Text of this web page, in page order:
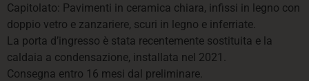
Capitolato: Pavimenti in ceramica chiara, infissi in legno con
doppio vetro e zanzariere, scuri in legno e inferriate.
La porta d’ingresso è stata recentemente sostituita e la
caldaia a condensazione, installata nel 2021.
Consegna entro 16 mesi dal preliminare.